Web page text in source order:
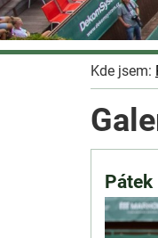
Kde jsem:
Pátek